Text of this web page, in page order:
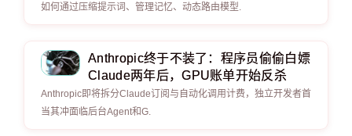
如何通过压缩提示词、管理记忆、动态路由模型.
Anthropic终于不装了：程序员偷偷白嫖
Claude两年后，GPU账单开始反杀
Anthropic即将拆分Claude订阅与自动化调用计费，独立开发者首
当其冲面临后台Agent和G.